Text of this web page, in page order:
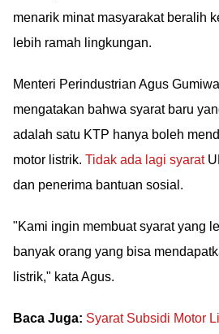
menarik minat masyarakat beralih
lebih ramah lingkungan.
Menteri Perindustrian Agus
mengatakan bahwa syarat baru
adalah satu KTP hanya boleh
motor listrik. Tidak ada lagi syarat
dan penerima bantuan sosial.
"Kami ingin membuat syarat yang
banyak orang yang bisa
listrik," kata Agus.
Baca Juga: Syarat Subsidi Motor